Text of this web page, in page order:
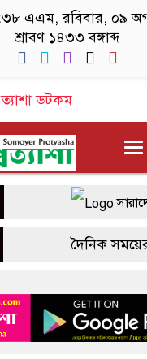
এএম, রবিবার, ০৯
শ্রাবণ ১৪৩৩ বঙ্গাব্দ
পাংশা
দৈনিক সময়ের
এলাকায়
Hotline-